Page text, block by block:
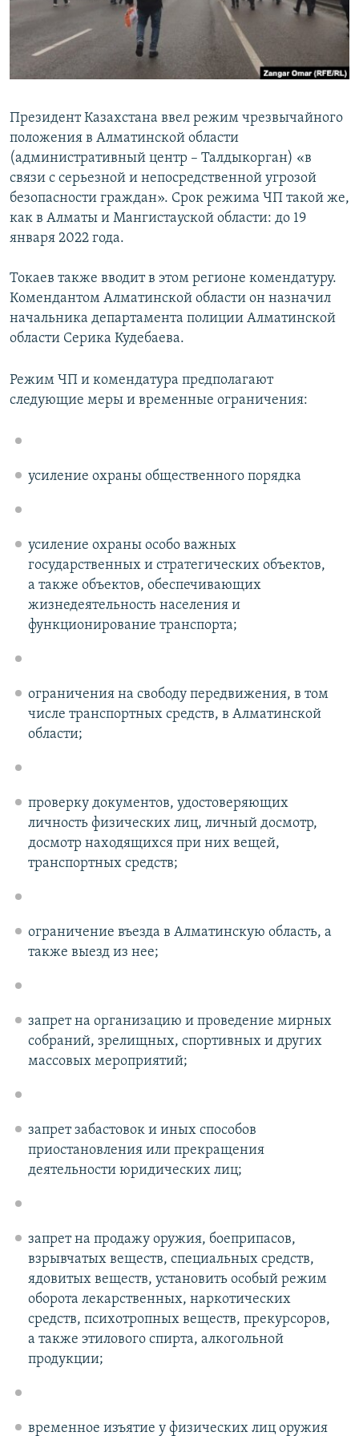
Президент Казахстана ввел режим чрезвычайного
положения в Алматинской области
(административный центр – Талдыкорган) «в
связи с серьезной и непосредственной угрозой
безопасности граждан». Срок режима ЧП такой же,
как в Алматы и Мангистауской области: до 19
января 2022 года.
Токаев также вводит в этом регионе комендатуру.
Комендантом Алматинской области он назначил
начальника департамента полиции Алматинской
области Серика Кудебаева.
Режим ЧП и комендатура предполагают
следующие меры и временные ограничения:
усиление охраны общественного порядка
усиление охраны особо важных
государственных и стратегических объектов,
а также объектов, обеспечивающих
жизнедеятельность населения и
функционирование транспорта;
ограничения на свободу передвижения, в том
числе транспортных средств, в Алматинской
области;
проверку документов, удостоверяющих
личность физических лиц, личный досмотр,
досмотр находящихся при них вещей,
транспортных средств;
ограничение въезда в Алматинскую область, а
также выезд из нее;
запрет на организацию и проведение мирных
собраний, зрелищных, спортивных и других
массовых мероприятий;
запрет забастовок и иных способов
приостановления или прекращения
деятельности юридических лиц;
запрет на продажу оружия, боеприпасов,
взрывчатых веществ, специальных средств,
ядовитых веществ, установить особый режим
оборота лекарственных, наркотических
средств, психотропных веществ, прекурсоров,
а также этилового спирта, алкогольной
продукции;
временное изъятие у физических лиц оружия